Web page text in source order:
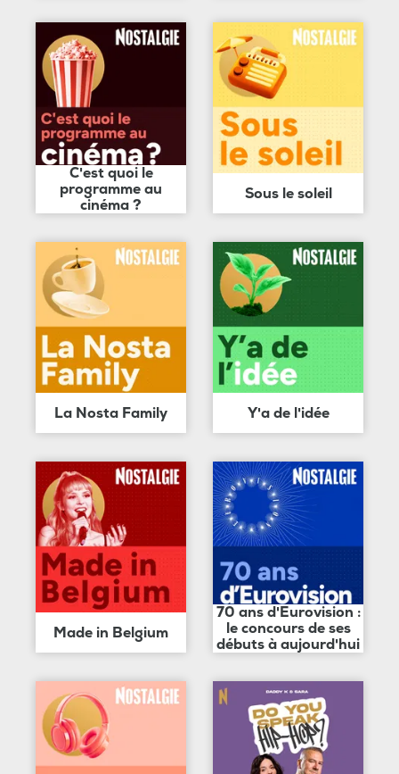
C'est quoi le
programme au
cinéma ?
Sous le soleil
La Nosta Family Y'a de l'idée
Made in Belgium
70 ans d'Eurovision :
le concours de ses
débuts à aujourd'hui